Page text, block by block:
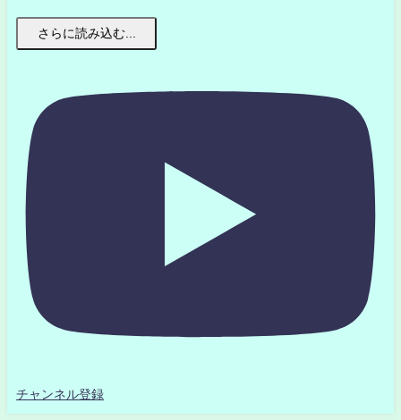
さらに読み込む...
チャンネル登録